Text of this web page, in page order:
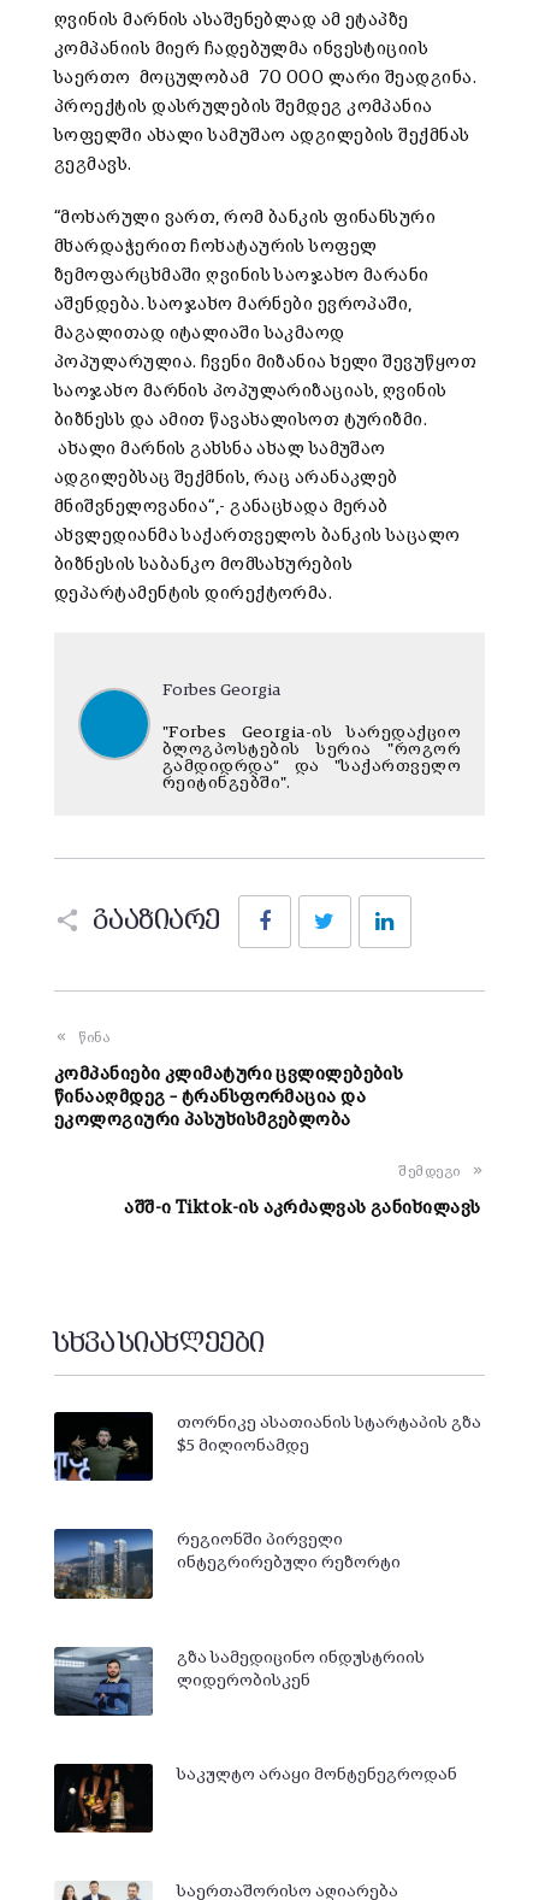
ღვინის მარნის ასაშენებლად ამ ეტაპზე
კომპანიის მიერ ჩადებულმა ინვესტიციის
საერთო მოცულობამ 70 000 ლარი შეადგინა.
პროექტის დასრულების შემდეგ კომპანია
სოფელში ახალი სამუშაო ადგილების შექმნას
გეგმავს.
“მოხარული ვართ, რომ ბანკის ფინანსური
მხარდაჭერით ჩოხატაურის სოფელ
ზემოფარცხმაში ღვინის საოჯახო მარანი
აშენდება. საოჯახო მარნები ევროპაში,
მაგალითად იტალიაში საკმაოდ
პოპულარულია. ჩვენი მიზანია ხელი შევუწყოთ
საოჯახო მარნის პოპულარიზაციას, ღვინის
ბიზნესს და ამით წავახალისოთ ტურიზმი.
ახალი მარნის გახსნა ახალ სამუშაო
ადგილებსაც შექმნის, რაც არანაკლებ
მნიშვნელოვანია“,- განაცხადა მერაბ
ახვლედიანმა საქართველოს ბანკის საცალო
ბიზნესის საბანკო მომსახურების
დეპარტამენტის დირექტორმა.
Forbes Georgia
"Forbes Georgia-ის სარედაქციო
ბლოგპოსტების სერია "როგორ
გამდიდრდა“ და "საქართველო
რეიტინგებში".
გააზიარე
FacebookTwitter
წინა
კომპანიები კლიმატური ცვლილებების
წინააღმდეგ – ტრანსფორმაცია და
ეკოლოგიური პასუხისმგებლობა
შემდეგი
აშშ-ი Tiktok-ის აკრძალვას განიხილავს
სხვა სიახლეები
თორნიკე ასათიანის სტარტაპის გზა
$5 მილიონამდე
რეგიონში პირველი
ინტეგრირებული რეზორტი
გზა სამედიცინო ინდუსტრიის
ლიდერობისკენ
საკულტო არაყი მონტენეგროდან
საერთაშორისო აღიარება